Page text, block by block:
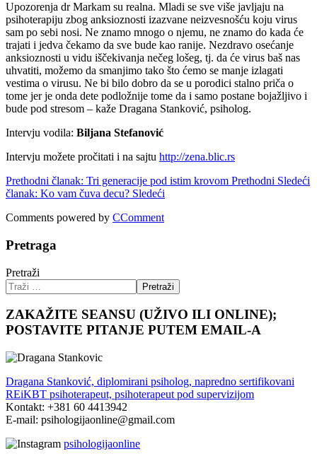
Upozorenja dr Markam su realna. Mladi se sve više javljaju na
psihoterapiju zbog anksioznosti izazvane neizvesnošću koju virus
sam po sebi nosi. Ne znamo mnogo o njemu, ne znamo do kada će
trajati i jedva čekamo da sve bude kao ranije. Nezdravo osećanje
anksioznosti u vidu iščekivanja nečeg lošeg, tj. da će virus baš nas
uhvatiti, možemo da smanjimo tako što ćemo se manje izlagati
vestima o virusu. Ne bi bilo dobro da se u porodici stalno priča o
tome jer je onda dete podložnije tome da i samo postane bojažljivo i
bude pod stresom – kaže Dragana Stanković, psiholog.
Intervju vodila: Biljana Stefanović
Intervju možete pročitati i na sajtu http://zena.blic.rs
Prethodni članak: Tri generacije pod istim krovom Prethodni Sledeći
članak: Ko vam čuva decu? Sledeći
Comments powered by CComment
Pretraga
Pretraži
Pretraži
ZAKAŽITE SEANSU (UŽIVO ILI ONLINE);
POSTAVITE PITANJE PUTEM EMAIL-A
Dragana Stanković, diplomirani psiholog, napredno sertifikovani
REiKBT psihoterapeut, psihoterapeut pod supervizijom
Kontakt: +381 60 4413942
E-mail: psihologijaonline@gmail.com
psihologijaonline